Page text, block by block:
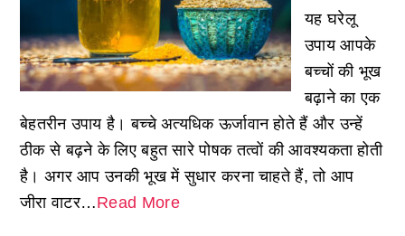
यह घरेलू
उपाय आपके
बच्चों की भूख
बढ़ाने का एक
बेहतरीन उपाय है। बच्चे अत्यधिक ऊर्जावान होते हैं और उन्हें
ठीक से बढ़ने के लिए बहुत सारे पोषक तत्वों की आवश्यकता होती
है। अगर आप उनकी भूख में सुधार करना चाहते हैं, तो आप
जीरा वाटर…Read More